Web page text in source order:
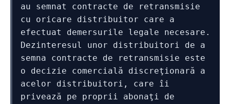
au semnat contracte de retransmisie
cu oricare distribuitor care a
efectuat demersurile legale necesare.
Dezinteresul unor distribuitori de a
semna contracte de retransmisie este
o decizie comercială discreţionară a
acelor distribuitori, care îi
privează pe proprii abonaţi de